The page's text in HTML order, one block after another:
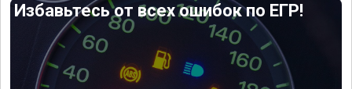
Избавьтесь от всех ошибок по ЕГР!